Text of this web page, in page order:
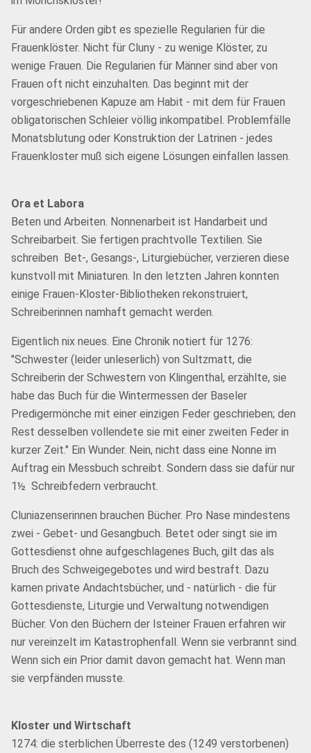
Für andere Orden gibt es spezielle Regularien für die
Frauenklöster. Nicht für Cluny - zu wenige Klöster, zu
wenige Frauen. Die Regularien für Männer sind aber von
Frauen oft nicht einzuhalten. Das beginnt mit der
vorgeschriebenen Kapuze am Habit - mit dem für Frauen
obligatorischen Schleier völlig inkompatibel. Problemfälle
Monatsblutung oder Konstruktion der Latrinen - jedes
Frauenkloster muß sich eigene Lösungen einfallen lassen.
Ora et Labora
Beten und Arbeiten. Nonnenarbeit ist Handarbeit und
Schreibarbeit. Sie fertigen prachtvolle Textilien. Sie
schreiben Bet-, Gesangs-, Liturgiebücher, verzieren diese
kunstvoll mit Miniaturen. In den letzten Jahren konnten
einige Frauen-Kloster-Bibliotheken rekonstruiert,
Schreiberinnen namhaft gemacht werden.
Eigentlich nix neues. Eine Chronik notiert für 1276:
"Schwester (leider unleserlich) von Sultzmatt, die
Schreiberin der Schwestern von Klingenthal, erzählte, sie
habe das Buch für die Wintermessen der Baseler
Predigermönche mit einer einzigen Feder geschrieben; den
Rest desselben vollendete sie mit einer zweiten Feder in
kurzer Zeit." Ein Wunder. Nein, nicht dass eine Nonne im
Auftrag ein Messbuch schreibt. Sondern dass sie dafür nur
1½ Schreibfedern verbraucht.
Cluniazenserinnen brauchen Bücher. Pro Nase mindestens
zwei - Gebet- und Gesangbuch. Betet oder singt sie im
Gottesdienst ohne aufgeschlagenes Buch, gilt das als
Bruch des Schweigegebotes und wird bestraft. Dazu
kamen private Andachtsbücher, und - natürlich - die für
Gottesdienste, Liturgie und Verwaltung notwendigen
Bücher. Von den Büchern der Isteiner Frauen erfahren wir
nur vereinzelt im Katastrophenfall. Wenn sie verbrannt sind.
Wenn sich ein Prior damit davon gemacht hat. Wenn man
sie verpfänden musste.
Kloster und Wirtschaft
1274: die sterblichen Überreste des (1249 verstorbenen)